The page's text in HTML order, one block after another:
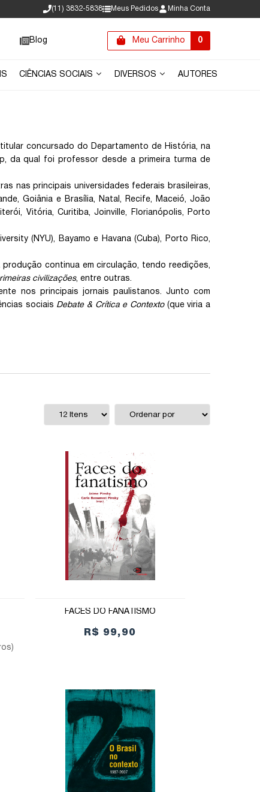
(11) 3832-5838 Meus Pedidos Minha Conta
Blog Meu Carrinho 0
CIÊNCIAS SOCIAIS DIVERSOS AUTORES
concursado do Departamento de História, na
da qual foi professor desde a primeira turma de
nas principais universidades federais brasileiras,
Goiânia e Brasília, Natal, Recife, Maceió, João
Vitória, Curitiba, Joinville, Florianópolis, Porto
(NYU), Bayamo e Havana (Cuba), Porto Rico,
continua em circulação, tendo reedições,
civilizações, entre outras.
nos principais jornais paulistanos. Junto com
sociais Debate & Crítica e Contexto(que viria a
FACES DO FANATISMO
R$ 99,90